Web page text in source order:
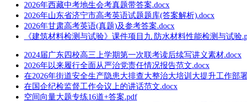
2026年西藏中考地生会考真题带答案.docx
2026年山东省济宁市高考英语试题题库(答案解析).docx
2026年甘肃高考英语(真题)及参考答案.docx
《建筑材料检测与试验》课件项目九 防水材料性能检测与试验
2024届广东四校高三上学期第一次联考读后续写讲义素材.docx
2026年以来履行全面从严治党责任情况报告范文.docx
在2026年街道安全生产隐患大排查大整治大培训大提升工作部
在国企纪检监督工作会议上的讲话范文.docx
空间向量大题专练16道+答案.pdf